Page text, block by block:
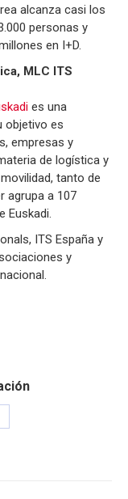
alcanza casi los
personas y
en I+D.
MLC ITS
es una
objetivo es
empresas y
de logística y
tanto de
agrupa a 107
Euskadi.
ITS España y
y